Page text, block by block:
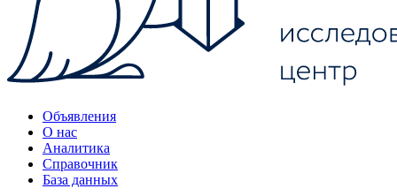
Объявления
О нас
Аналитика
Справочник
База данных